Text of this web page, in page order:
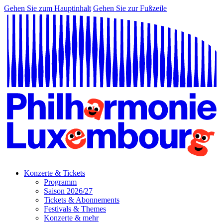
Gehen Sie zum Hauptinhalt Gehen Sie zur Fußzeile
Konzerte & Tickets
Programm
Saison 2026/27
Tickets & Abonnements
Festivals & Themes
Konzerte & mehr